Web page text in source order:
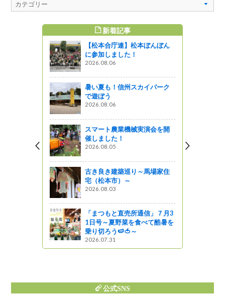
新着記事
【松本合庁連】松本ぼんぼん
に参加しました！
2026.08.06
暑い夏も！信州スカイパーク
で遊ぼう
2026.08.06
スマート農業機械実演会を開
催しました！
2026.08.05
古き良き建築巡り～馬場家住
宅（松本市）～
2026.08.03
「まつもと直売所通信」７月3
1日号～夏野菜を食べて酷暑を
乗り切ろう🍉🍅～
2026.07.31
公式SNS